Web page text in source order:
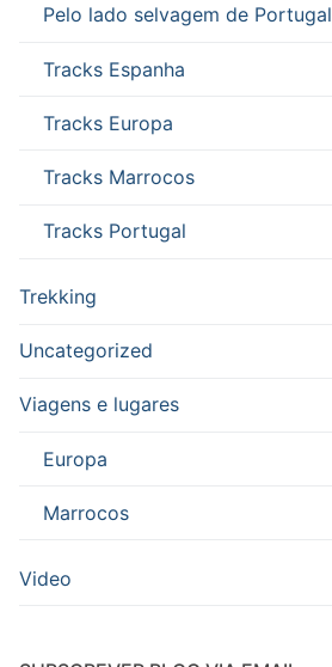
Pelo lado selvagem de Portugal
Tracks Espanha
Tracks Europa
Tracks Marrocos
Tracks Portugal
Trekking
Uncategorized
Viagens e lugares
Europa
Marrocos
Video